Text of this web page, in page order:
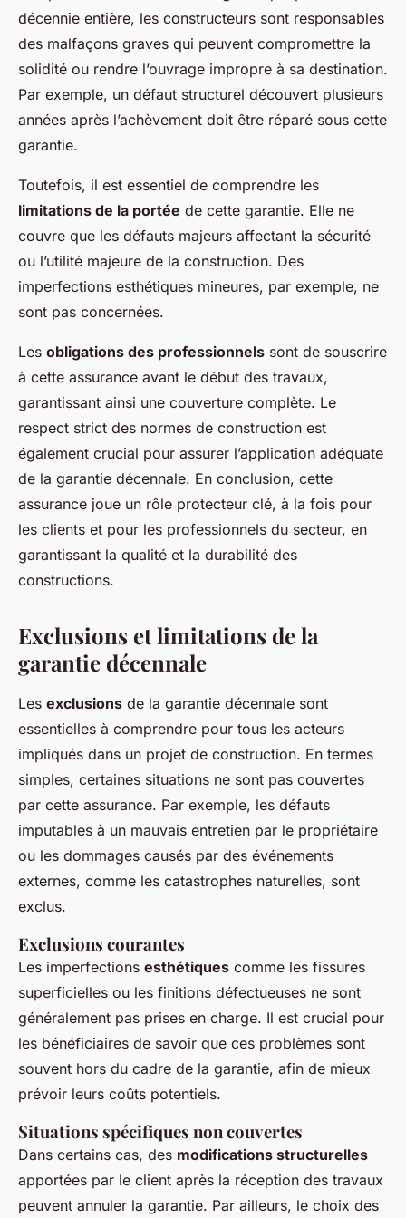
décennie entière, les constructeurs sont responsables
des malfaçons graves qui peuvent compromettre la
solidité ou rendre l’ouvrage impropre à sa destination.
Par exemple, un défaut structurel découvert plusieurs
années après l’achèvement doit être réparé sous cette
garantie.
Toutefois, il est essentiel de comprendre les
limitations de la portée de cette garantie. Elle ne
couvre que les défauts majeurs affectant la sécurité
ou l’utilité majeure de la construction. Des
imperfections esthétiques mineures, par exemple, ne
sont pas concernées.
Les obligations des professionnels sont de souscrire
à cette assurance avant le début des travaux,
garantissant ainsi une couverture complète. Le
respect strict des normes de construction est
également crucial pour assurer l’application adéquate
de la garantie décennale. En conclusion, cette
assurance joue un rôle protecteur clé, à la fois pour
les clients et pour les professionnels du secteur, en
garantissant la qualité et la durabilité des
constructions.
Exclusions et limitations de la
garantie décennale
Les exclusions de la garantie décennale sont
essentielles à comprendre pour tous les acteurs
impliqués dans un projet de construction. En termes
simples, certaines situations ne sont pas couvertes
par cette assurance. Par exemple, les défauts
imputables à un mauvais entretien par le propriétaire
ou les dommages causés par des événements
externes, comme les catastrophes naturelles, sont
exclus.
Exclusions courantes
Les imperfections esthétiques comme les fissures
superficielles ou les finitions défectueuses ne sont
généralement pas prises en charge. Il est crucial pour
les bénéficiaires de savoir que ces problèmes sont
souvent hors du cadre de la garantie, afin de mieux
prévoir leurs coûts potentiels.
Situations spécifiques non couvertes
Dans certains cas, des modifications structurelles
apportées par le client après la réception des travaux
peuvent annuler la garantie. Par ailleurs, le choix des